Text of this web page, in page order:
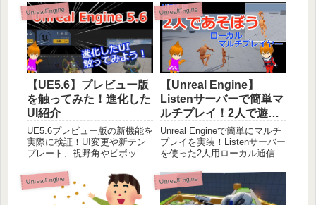
る実験的機能です。本記事で
は、プラグインの有効化から
川の作成、インタラクション
や浮遊物の実装、シミュレー
ションのベイクによる軽量化
まで、初心者でもわかる手順
で解説します。RPGやオープ
ンワールドゲームの環境表現
に水辺を取り入れたい方は必
見です。
超える並列処理・高パフォー
マンス・自由なルートモーシ
ョンを実現。
UnrealEngine
【UE5.6】プレビュー版
を触ってみた！進化した
UI紹介
UE5.6プレビュー版の新機能を
実際に検証！UI変更や新テン
プレート、視野角やピボット
ン・モデリングモードの改善
点など、注目ポイントを詳し
く紹介します。
UnrealEngine
【Unreal Engine】
Listenサーバーで簡単マ
ルチプレイ！2人で遊べ
るローカル通信の始め方
Unreal Engineで簡単にマルチ
プレイを実装！Listenサーバー
を使った2人用ローカル通信の
やすく解説します。
UnrealEngine UnrealEngine